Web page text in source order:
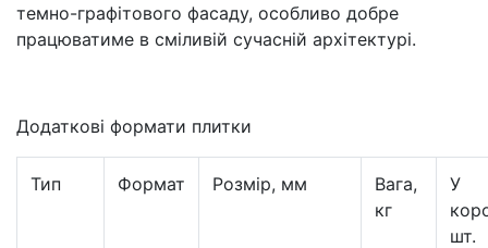
темно-графітового фасаду, особливо добре
працюватиме в сміливій сучасній архітектурі.
Додаткові формати плитки
Тип Формат Розмір, мм
Вага,
кг
У
шт.